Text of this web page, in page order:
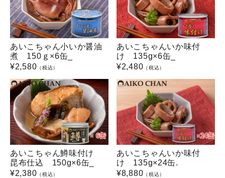
あいこちゃん小いか醤油
煮 150ｇ×6缶_
¥2,580 （税込）
あいこちゃんいか味付
け 135g×6缶_
¥2,480 （税込）
あいこちゃん鱒味付け
昆布仕込 150g×6缶_
¥2,380 （税込）
あいこちゃんいか味付
け 135g×24缶.
¥8,880 （税込）